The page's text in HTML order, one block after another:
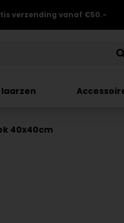
verzending vanaf €50.-
40x40cm